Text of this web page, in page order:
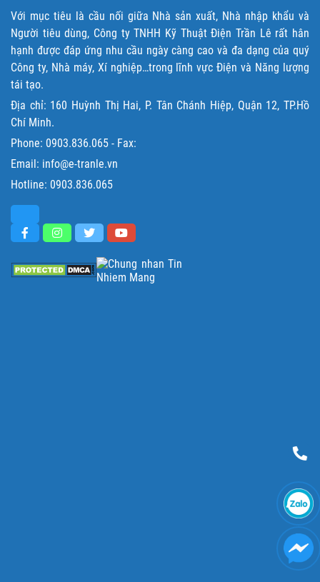
Với mục tiêu là cầu nối giữa Nhà sản xuất, Nhà nhập khẩu và
Người tiêu dùng, Công ty TNHH Kỹ Thuật Điện Trần Lê rất hân
hạnh được đáp ứng nhu cầu ngày càng cao và đa dạng của quý
Công ty, Nhà máy, Xí nghiệp…trong lĩnh vực Điện và Năng lượng
tái tạo.
Địa chỉ: 160 Huỳnh Thị Hai, P. Tân Chánh Hiệp, Quận 12, TP.Hồ
Chí Minh.
Phone: 0903.836.065 - Fax:
Email: info@e-tranle.vn
Hotline: 0903.836.065